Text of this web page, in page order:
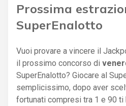
Prossima
SuperEnalotto
Vuoi provare a vincere il
il prossimo concorso di
SuperEnalotto? Giocare al
semplicissimo, dopo aver
fortunati compresi tra 1 e 90 ti